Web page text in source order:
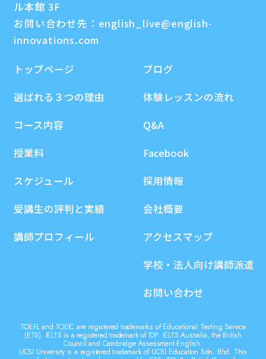
ル本館 3F
お問い合わせ先： english_live@english-
innovations.com
トップページ
選ばれる３つの理由
コース内容
授業料
スケジュール
受講生の評判と実績
講師プロフィール
ブログ
体験レッスンの流れ
Q&A
Facebook
採用情報
会社概要
アクセスマップ
学校・法人向け講師派遣
お問い合わせ
TOEFL and TOEIC are registered trademarks of Educational Testing Service
(ETS). IELTS is a registered trademark of IDP: IELTS Australia, the British
Council and Cambridge Assessment English.
UCSI University is a registered trademark of UCSI Education Sdn. Bhd. This